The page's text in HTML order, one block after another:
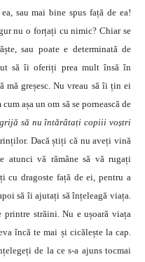
sau mai bine spus față de ea!
nu o forțați cu nimic? Chiar se
sau poate e determinată de
să îi oferiți prea mult însă în
mă greșesc. Nu vreau să îi țin ei
așa un om să se pornească de
să nu întărâtați copiii voștri
Dacă știți că nu aveți vină
atunci vă rămâne să vă rugați
cu dragoste față de ei, pentru a
să îi ajutați să înțeleagă viața.
străini. Nu e ușoară viața
încă te mai și cicălește la cap.
de la ce s-a ajuns tocmai